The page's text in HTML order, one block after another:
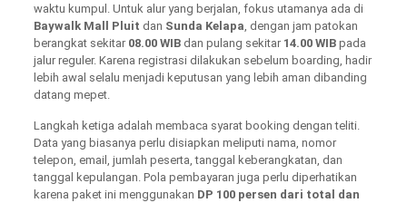
waktu kumpul. Untuk alur yang berjalan, fokus utamanya ada di
Baywalk Mall Pluit dan Sunda Kelapa , dengan jam patokan
berangkat sekitar 08.00 WIBdan pulang sekitar 14.00 WIBpada
jalur reguler. Karena registrasi dilakukan sebelum boarding, hadir
lebih awal selalu menjadi keputusan yang lebih aman dibanding
datang mepet.
Langkah ketiga adalah membaca syarat booking dengan teliti.
Data yang biasanya perlu disiapkan meliputi nama, nomor
telepon, email, jumlah peserta, tanggal keberangkatan, dan
tanggal kepulangan. Pola pembayaran juga perlu diperhatikan
karena paket ini menggunakan DP 100 persen dari total dan